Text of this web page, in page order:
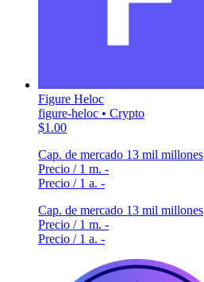
Figure Heloc
figure-heloc • Crypto
$1.00
Cap. de mercado 13 mil millones
Precio / 1 m. -
Precio / 1 a. -
Cap. de mercado 13 mil millones
Precio / 1 m. -
Precio / 1 a. -